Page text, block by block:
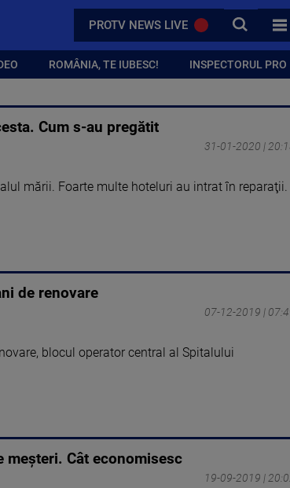
PROTV NEWS LIVE CAUTA
ROMÂNIA, TE IUBESC! INSPECTORUL PRO
Cum s-au pregătit
31-01-2020 |
mării. Foarte multe hoteluri au intrat în reparaţii.
de renovare
07-12-2019 |
blocul operator central al Spitalului
meşteri. Cât economisesc
19-09-2019 |